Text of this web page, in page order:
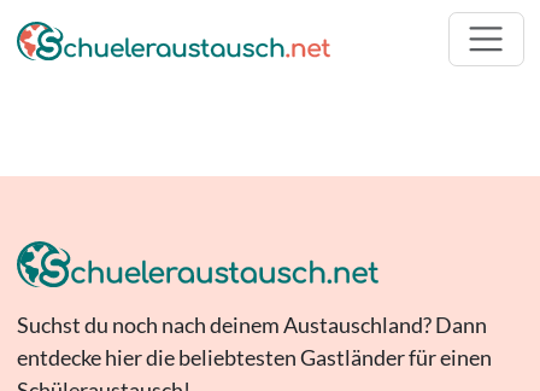
Suchst du noch nach deinem Austauschland? Dann
entdecke hier die beliebtesten Gastländer für einen